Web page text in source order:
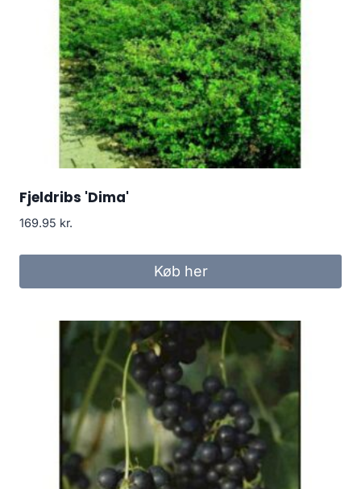
Fjeldribs 'Dima'
169.95 kr.
Køb her